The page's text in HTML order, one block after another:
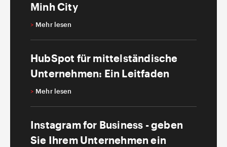
Minh City
> Mehr lesen
HubSpot für mittelständische
Unternehmen: Ein Leitfaden
> Mehr lesen
Instagram for Business - geben
Sie Ihrem Unternehmen ein